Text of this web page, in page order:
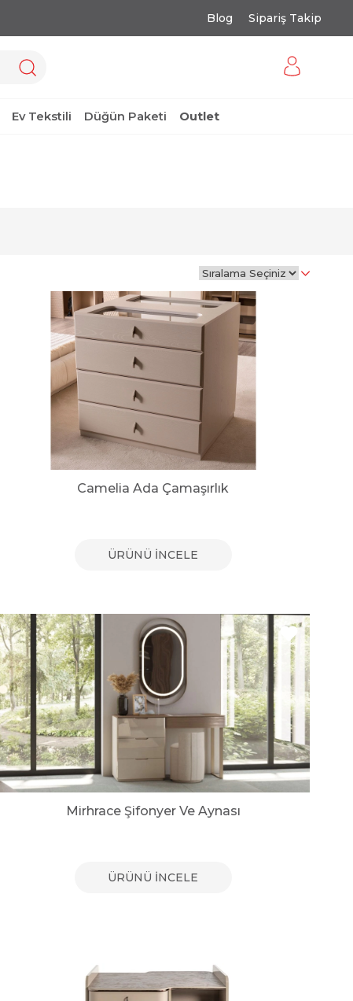
Blog Sipariş Takip
Ev Tekstili Düğün Paketi Outlet
Camelia Ada Çamaşırlık
ÜRÜNÜ İNCELE
Mirhrace Şifonyer Ve Aynası
ÜRÜNÜ İNCELE